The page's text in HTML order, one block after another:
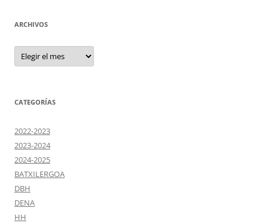
ARCHIVOS
Archivos
CATEGORÍAS
2022-2023
2023-2024
2024-2025
BATXILERGOA
DBH
DENA
HH